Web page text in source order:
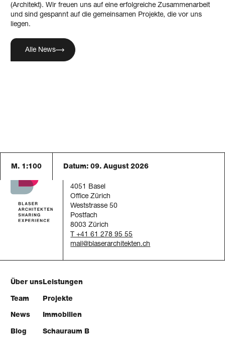
(Architekt). Wir freuen uns auf eine erfolgreiche Zusammenarbeit
und sind gespannt auf die gemeinsamen Projekte, die vor uns
liegen.
Alle News
M. 1:100 Datum: 09. August 2026
Blaser Architekten AG
4051 Basel
Office Zürich
Weststrasse 50
Postfach
8003 Zürich
T +41 61 278 95 55
mail
Über uns
Team
News
Blog
Leistungen
Projekte
Immobilien
Schauraum B